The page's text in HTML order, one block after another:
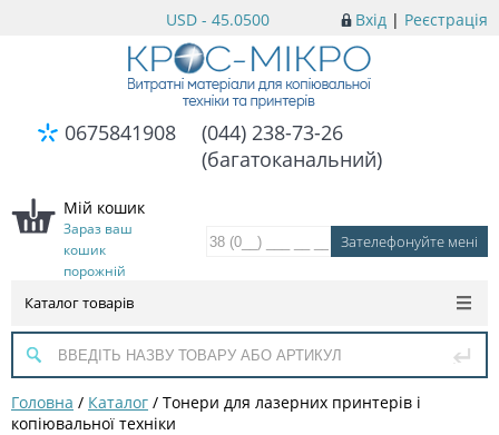
Вхід | Реєстрація
USD - 45.0500
0675841908
(044) 238-73-26
(багатоканальний)
Мій кошик
Зараз ваш
кошик
порожній
Каталог товарів
Головна / Каталог / Тонери для лазерних принтерів і
копіювальної техніки